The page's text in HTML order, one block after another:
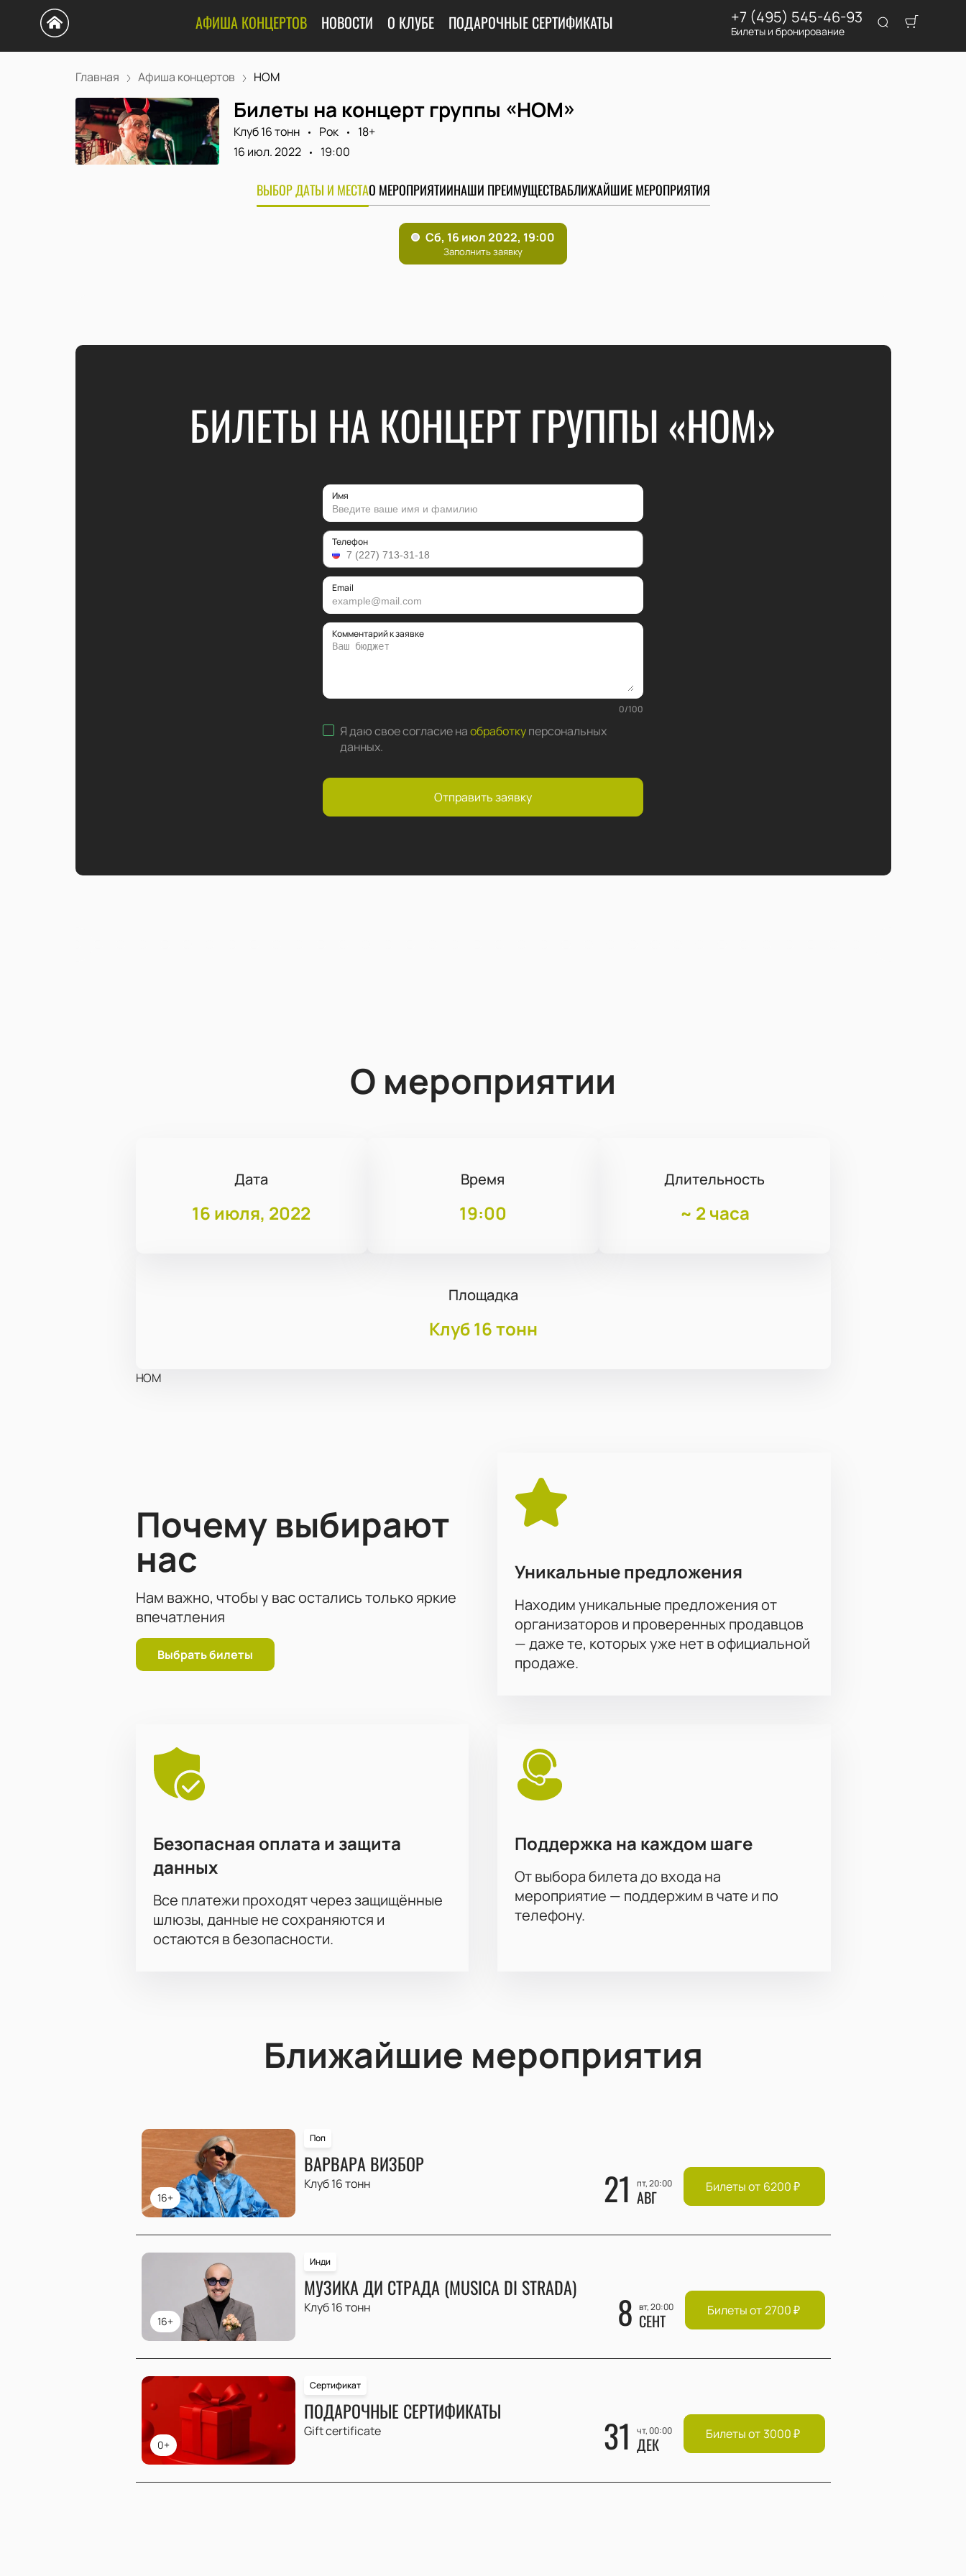
АФИША КОНЦЕРТОВ НОВОСТИ О КЛУБЕ ПОДАРОЧНЫЕ СЕРТИФИКАТЫ +7 (495) 545-46-93
Билеты и бронирование
Главная Афиша концертов НОМ
Билеты на концерт группы «НОМ»
Клуб 16 тонн Рок
18+
16 июл. 2022
19:00
ВЫБОР ДАТЫ И МЕСТАО МЕРОПРИЯТИИНАШИ ПРЕИМУЩЕСТВАБЛИЖАЙШИЕ МЕРОПРИЯТИЯ
БИЛЕТЫ НА КОНЦЕРТ ГРУППЫ «НОМ»
Имя
Телефон
Email
Комментарий к заявке
0/100
Я даю свое согласие наобработкуперсональных
данных.
Отправить заявку
О мероприятии
Дата
16 июля, 2022
Время
19:00
Длительность
~ 2 часа
Площадка
Клуб 16 тонн
НОМ
Почему выбирают
нас
Нам важно, чтобы у вас остались только яркие
впечатления
Выбрать билеты
Уникальные предложения
Находим уникальные предложения от
организаторов и проверенных продавцов
— даже те, которых уже нет в официальной
продаже.
Безопасная оплата и защита
данных
Все платежи проходят через защищённые
шлюзы, данные не сохраняются и
остаются в безопасности.
Поддержка на каждом шаге
От выбора билета до входа на
мероприятие — поддержим в чате и по
телефону.
Ближайшие мероприятия
16+
Поп
ВАРВАРА ВИЗБОР
Клуб 16 тонн 21 пт, 20:00
АВГ Билеты от 6200₽
16+
Инди
МУЗИКА ДИ СТРАДА (MUSICA DI STRADA)
Клуб 16 тонн 8 вт, 20:00
СЕНТ Билеты от 2700₽
0+
Сертификат
ПОДАРОЧНЫЕ СЕРТИФИКАТЫ
Gift certificate 31 чт, 00:00
ДЕК Билеты от 3000₽